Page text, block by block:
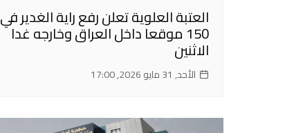
العتبة العلوية تعلن رفع راية الغدير في
150 موقعا داخل العراق وخارجه غدا
الاثنين
الأحد, 31 مايو 2026, 17:00